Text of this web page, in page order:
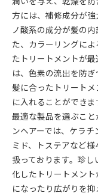
方には、補修成分が
ノ酸系の成分が髪の
た、カラーリングに
たトリートメントが
は、色素の流出を防ぎ
髪に合ったトリート
に入れることができ
最適な製品を選ぶこ
ンヘアーでは、ケラ
ミド、トステアなど
扱っております。珍
化したトリートメン
になったり広がりを